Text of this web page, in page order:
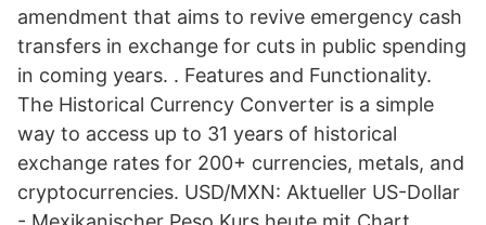
amendment that aims to revive emergency cash
transfers in exchange for cuts in public spending
in coming years. . Features and Functionality.
The Historical Currency Converter is a simple
way to access up to 31 years of historical
exchange rates for 200+ currencies, metals, and
cryptocurrencies. USD/MXN: Aktueller US-Dollar